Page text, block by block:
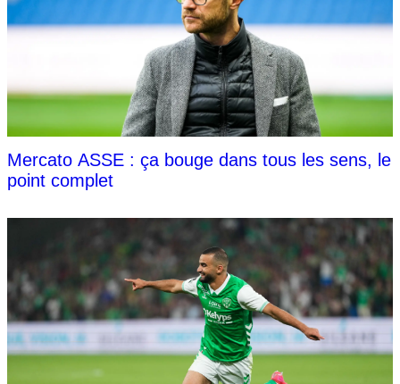
Mercato ASSE : ça bouge dans tous les sens, le
point complet